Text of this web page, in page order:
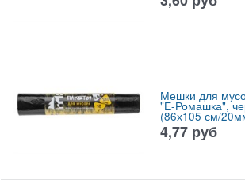
Мешки для
"Е-Ромашка",
(86х105 см/
4,77 руб